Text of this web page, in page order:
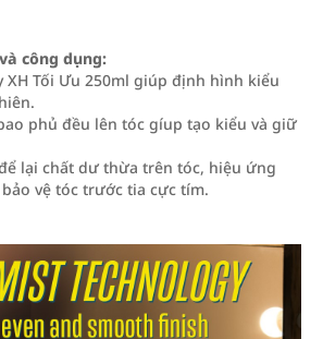
công dụng:
XH Tối Ưu 250ml giúp định hình kiểu
phủ đều lên tóc gíup tạo kiểu và giữ
lại chất dư thừa trên tóc, hiệu ứng
vệ tóc trước tia cực tím.